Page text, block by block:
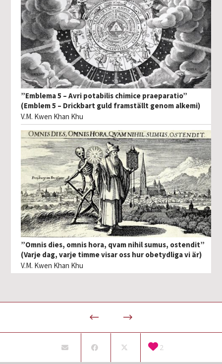
”Emblema 5 – Avri potabilis chimice praeparatio”
(Emblem 5 – Drickbart guld framställt genom alkemi)
V.M. Kwen Khan Khu
”Omnis dies, omnis hora, qvam nihil sumus, ostendit”
(Varje dag, varje timme visar oss hur obetydliga vi är)
V.M. Kwen Khan Khu
2